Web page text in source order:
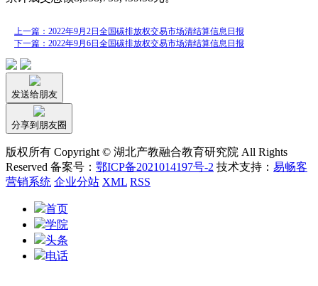
上一篇：2022年9月2日全国碳排放权交易市场清结算信息日报
下一篇：2022年9月6日全国碳排放权交易市场清结算信息日报
发送给朋友
分享到朋友圈
版权所有 Copyright © 湖北产教融合教育研究院 All Rights
Reserved 备案号： 鄂ICP备2021014197号-2 技术支持： 易畅客
营销系统 企业分站 XML RSS
首页
学院
头条
电话